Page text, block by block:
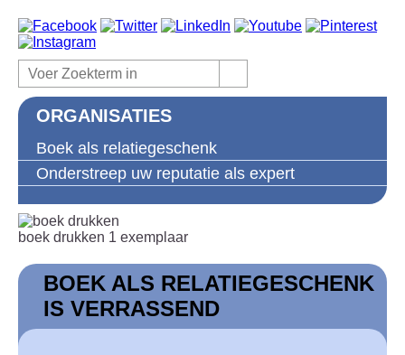
ORGANISATIES
Boek als relatiegeschenk
Onderstreep uw reputatie als expert
boek drukken 1 exemplaar
BOEK ALS RELATIEGESCHENK
IS VERRASSEND